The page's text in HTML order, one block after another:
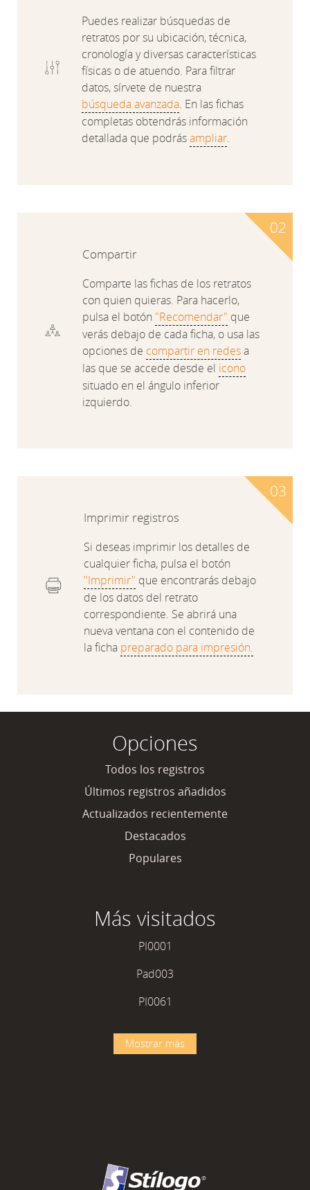
Puedes realizar búsquedas de
retratos por su ubicación, técnica,
cronología y diversas características
físicas o de atuendo. Para filtrar
datos, sírvete de nuestra
búsqueda avanzada. En las fichas
completas obtendrás información
detallada que podrásampliar.
Compartir
Comparte las fichas de los retratos
con quien quieras. Para hacerlo,
pulsa el botón "Recomendar" que
verás debajo de cada ficha, o usa las
opciones de compartir en redesa
las que se accede desde el icono
situado en el ángulo inferior
izquierdo.
Imprimir registros
Si deseas imprimir los detalles de
cualquier ficha, pulsa el botón
"Imprimir" que encontrarás debajo
de los datos del retrato
correspondiente. Se abrirá una
nueva ventana con el contenido de
la ficha preparado para impresión.
Opciones
Todos los registros
Últimos registros añadidos
Actualizados recientemente
Destacados
Populares
Más visitados
PI0001
Pad003
PI0061
Mostrar más